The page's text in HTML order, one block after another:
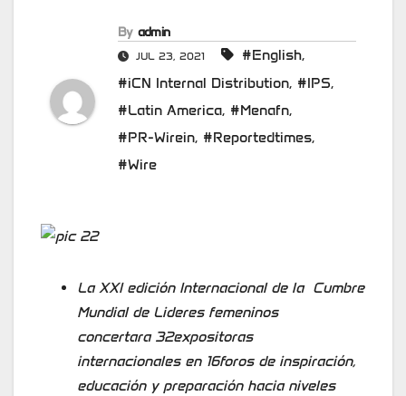
By admin
JUL 23, 2021 #English,
#iCN Internal Distribution, #IPS,
#Latin America, #Menafn,
#PR-Wirein, #Reportedtimes,
#Wire
La XXI edición Internacional de la Cumbre
Mundial de Lideres femeninos
concertara 32expositoras
internacionales en 16foros de inspiración,
educación y preparación hacia niveles